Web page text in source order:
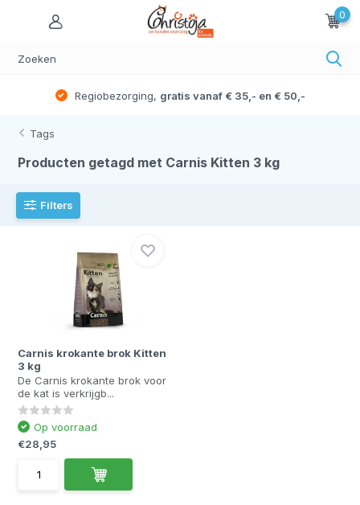
0
Regiobezorging, gratis vanaf € 35,- en € 50,-
Tags
Producten getagd met Carnis Kitten 3 kg
Filters
Carnis krokante brok Kitten
3 kg
De Carnis krokante brok voor
de kat is verkrijgb...
Op voorraad
€28,95